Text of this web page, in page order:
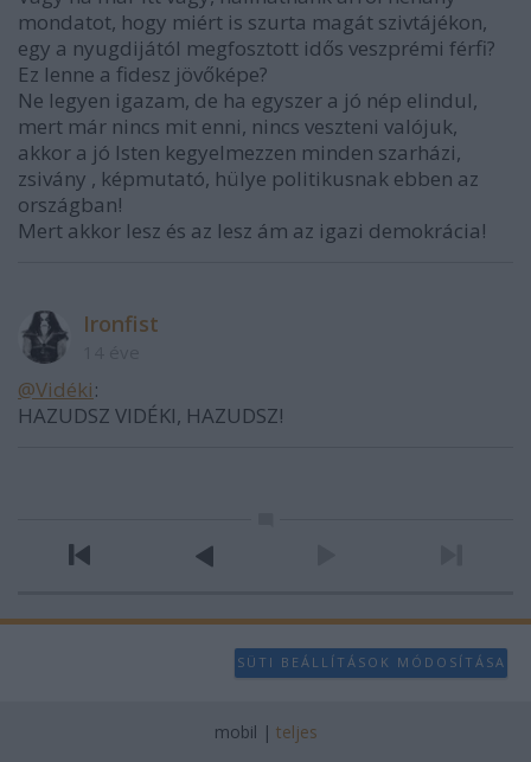
mondatot, hogy miért is szurta magát szivtájékon,
egy a nyugdijától megfosztott idős veszprémi férfi?
Ez lenne a fidesz jövőképe?
Ne legyen igazam, de ha egyszer a jó nép elindul,
mert már nincs mit enni, nincs veszteni valójuk,
akkor a jó Isten kegyelmezzen minden szarházi,
zsivány , képmutató, hülye politikusnak ebben az
országban!
Mert akkor lesz és az lesz ám az igazi demokrácia!
Ironfist
@Vidéki:
HAZUDSZ VIDÉKI, HAZUDSZ!
SÜTI BEÁLLÍTÁSOK MÓDOSÍTÁSA
mobil | teljes